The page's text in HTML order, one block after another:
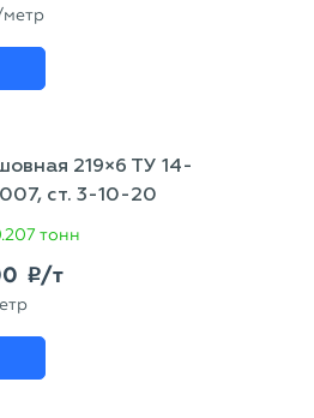
219×6 ТУ 14-
ст. 3-10-20
тонн
p/т